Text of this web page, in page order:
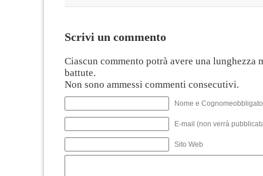
Scrivi un commento
Ciascun commento potrà avere una lunghezza
battute.
Non sono ammessi commenti consecutivi.
Nome e
E-mail (non verrà
Sito Web